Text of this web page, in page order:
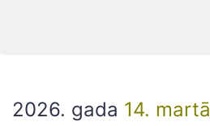
2026. gada 14. martā